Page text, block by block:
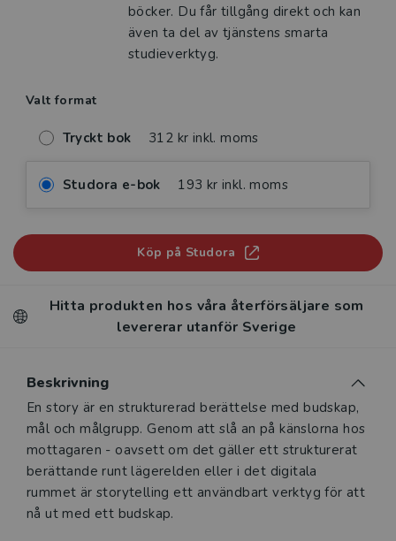
böcker. Du får tillgång direkt och kan
även ta del av tjänstens smarta
studieverktyg.
Valt format
Tryckt bok 312 kr inkl. moms
Studora e-bok 193 kr inkl. moms
Köp på Studora
Hitta produkten hos våra återförsäljare som
levererar utanför Sverige
Beskrivning
Beskrivning
En story är en strukturerad berättelse med budskap,
mål och målgrupp. Genom att slå an på känslorna hos
mottagaren - oavsett om det gäller ett strukturerat
berättande runt lägerelden eller i det digitala
rummet är storytelling ett användbart verktyg för att
nå ut med ett budskap.